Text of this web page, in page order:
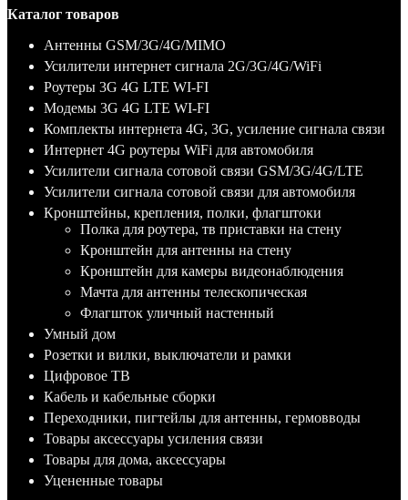
Каталог товаров
Антенны GSM/3G/4G/MIMO
Усилители интернет сигнала 2G/3G/4G/WiFi
Роутеры 3G 4G LTE WI-FI
Модемы 3G 4G LTE WI-FI
Комплекты интернета 4G, 3G, усиление сигнала связи
Интернет 4G роутеры WiFi для автомобиля
Усилители сигнала сотовой связи GSM/3G/4G/LTE
Усилители сигнала сотовой связи для автомобиля
Кронштейны, крепления, полки, флагштоки
Полка для роутера, тв приставки на стену
Кронштейн для антенны на стену
Кронштейн для камеры видеонаблюдения
Мачта для антенны телескопическая
Флагшток уличный настенный
Умный дом
Розетки и вилки, выключатели и рамки
Цифровое ТВ
Кабель и кабельные сборки
Переходники, пигтейлы для антенны, гермовводы
Товары аксессуары усиления связи
Товары для дома, аксессуары
Уцененные товары